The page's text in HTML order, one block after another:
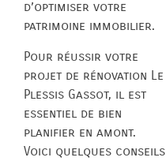
d’optimiser votre
patrimoine immobilier.
Pour réussir votre
projet de rénovation Le
Plessis Gassot, il est
essentiel de bien
planifier en amont.
Voici quelques conseils